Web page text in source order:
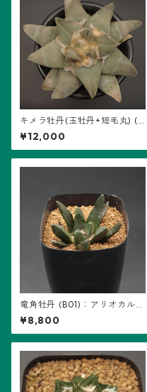
キメラ牡丹(玉牡丹+短毛丸) (B
01)：アリオカルプス属 ※実生
¥12,000
竜角牡丹 (B01)：アリオカルプ
ス属 ※実生
¥8,800